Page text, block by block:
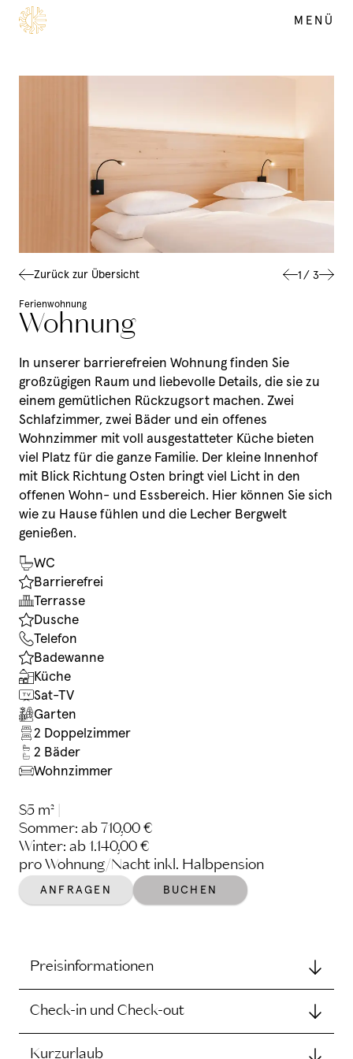
MENÜ
SOMMER
Zurück zur Übersicht 1/ 3
Ferienwohnung
Wohnung
In unserer barrierefreien Wohnung finden Sie
großzügigen Raum und liebevolle Details, die sie zu
einem gemütlichen Rückzugsort machen. Zwei
Schlafzimmer, zwei Bäder und ein offenes
Wohnzimmer mit voll ausgestatteter Küche bieten
viel Platz für die ganze Familie. Der kleine Innenhof
mit Blick Richtung Osten bringt viel Licht in den
offenen Wohn- und Essbereich. Hier können Sie sich
wie zu Hause fühlen und die Lecher Bergwelt
genießen.
WC
Barrierefrei
Terrasse
Dusche
Telefon
Badewanne
Küche
Sat-TV
Garten
2 Doppelzimmer
2 Bäder
Wohnzimmer
85 m² |
Sommer: ab 710,00 €
Winter: ab 1.140,00 €
pro Wohnung/Nacht inkl. Halbpension
ANFRAGEN BUCHEN
Preisinformationen
Die angegebenen Preise gelten pro
Wohnung und Nacht. Zusätzlich wird
Check-in und Check-out